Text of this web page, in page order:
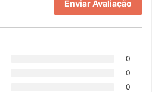
0
0
0